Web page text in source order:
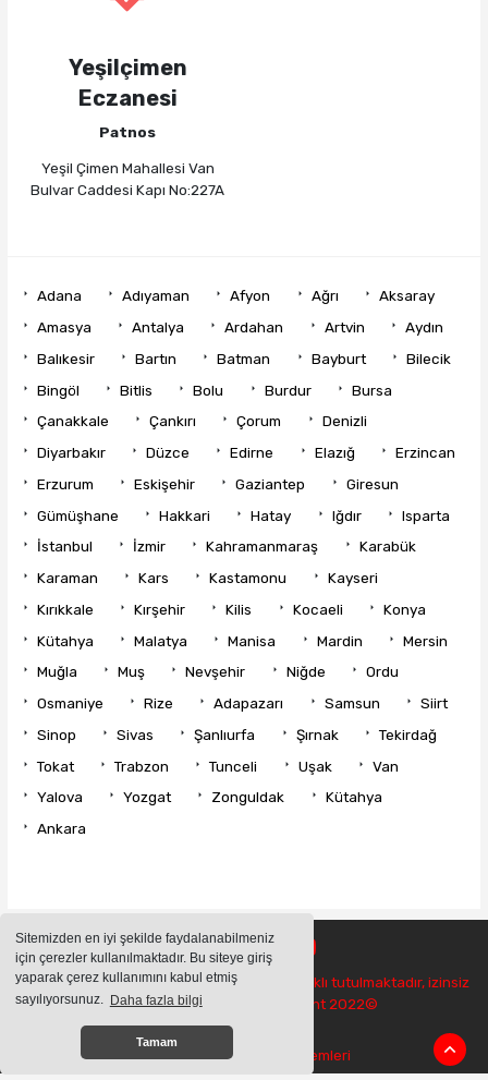
Sitemizden en iyi şekilde faydalanabilmeniz
için çerezler kullanılmaktadır. Bu siteye giriş
yaparak çerez kullanımını kabul etmiş
sayılıyorsunuz. Daha fazla bilgi
Tamam
Yeşilçimen
Eczanesi
Patnos
Yeşil Çimen Mahallesi Van
Bulvar Caddesi Kapı No:227A
Adana Adıyaman Afyon Ağrı
Aksaray
Amasya
Antalya Ardahan Artvin
Aydın
Balıkesir
Bartın Batman Bayburt
Bilecik
Bingöl
Bitlis Bolu Burdur
Bursa
Çanakkale
Çankırı Çorum
Denizli
Diyarbakır
Düzce Edirne Elazığ
Erzincan
Erzurum
Eskişehir Gaziantep
Giresun
Gümüşhane
Hakkari Hatay Iğdır
Isparta
İstanbul
İzmir Kahramanmaraş
Karabük
Karaman
Kars Kastamonu
Kayseri
Kırıkkale
Kırşehir Kilis Kocaeli
Konya
Kütahya
Malatya Manisa Mardin
Mersin
Muğla
Muş Nevşehir Niğde
Ordu
Osmaniye
Rize Adapazarı Samsun
Siirt
Sinop
Sivas Şanlıurfa Şırnak
Tekirdağ
Tokat
Trabzon Tunceli Uşak
Van
Yalova
Yozgat Zonguldak
Kütahya
Ankara
Sitemizde bulunan içeriklerin tüm hakları saklı tutulmaktadır, izinsiz
içerikler kullanılamaz. Copyright 2022©
Haber Yazılımı: Haber Sistemleri